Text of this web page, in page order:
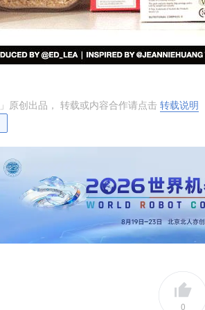
」原创出品， 转载或内容合作请点击 转载说明
0